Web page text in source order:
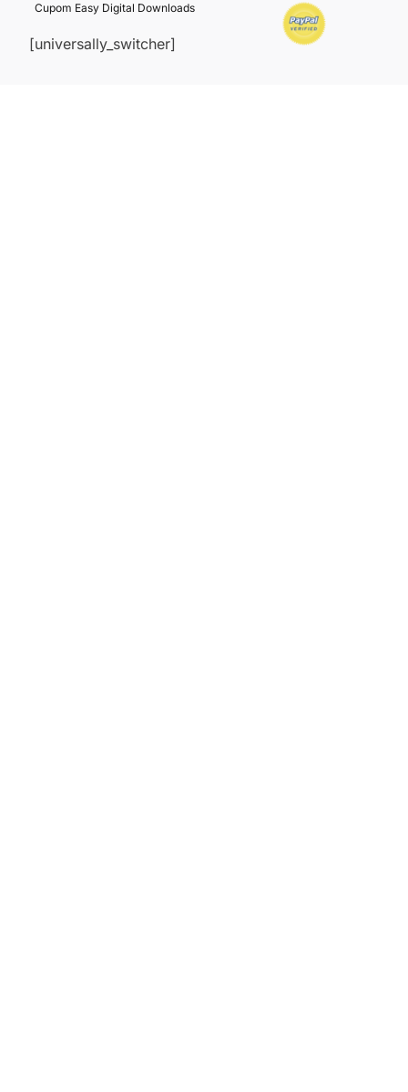
Cupom Easy Digital Downloads
[universally_switcher]